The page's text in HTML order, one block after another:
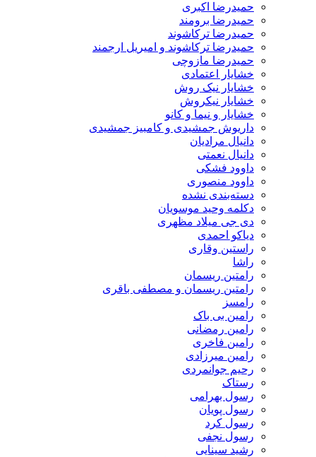
حمیدرضا اکبری
حمیدرضا برومند
حمیدرضا ترکاشوند
حمیدرضا ترکاشوند و امیریل ارجمند
حمیدرضا مازوچی
خشایار اعتمادی
خشایار نیک روش
خشایار نیکروش
خشایار و نیما و کانو
داریوش جمشیدی و کامبیز جمشیدی
دانیال مرادیان
دانیال نعمتی
داوود فشکی
داوود منصوری
دسته‌بندی نشده
دکلمه وحید موسویان
دی جی میلاد مظهری
دیاکو احمدی
راستین وقاری
رامتین ریسمان
رامتین ریسمان و مصطفی باقری
رامسز
رامین بی باک
رامین رمضانی
رامین فاخری
رامین میرزادی
رحیم جوانمردی
رستاک
رسول بهرامی
رسول پویان
رسول کرد
رسول نجفی
رشید سینایی